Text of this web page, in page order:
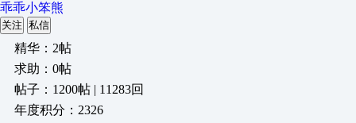
乖乖小笨熊
关注 私信
精华：2帖
求助：0帖
帖子：1200帖 | 11283回
年度积分：2326